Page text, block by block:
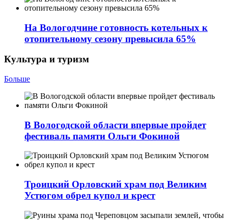
На Вологодчине готовность котельных к
отопительному сезону превысила 65%
Культура и туризм
Больше
В Вологодской области впервые пройдет
фестиваль памяти Ольги Фокиной
Троицкий Орловский храм под Великим
Устюгом обрел купол и крест